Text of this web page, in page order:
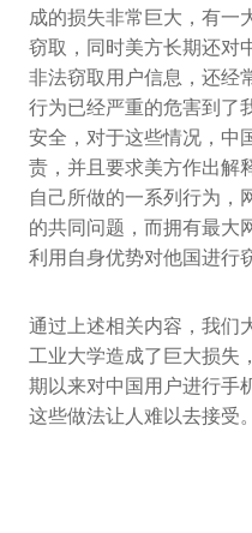
成的损失非常巨大，有一
窃取，同时美方长期还对
非法窃取用户信息，还经
行为已经严重的危害到了
安全，对于这些情况，中
责，并且要求美方作出解
自己所做的一系列行为，
的共同问题，而拥有最大
利用自身优势对他国进行
通过上述相关内容，我们
工业大学造成了巨大损失
期以来对中国用户进行手
这些做法让人难以去接受。